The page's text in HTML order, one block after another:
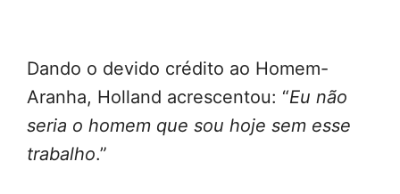
Dando o devido crédito ao Homem-
Aranha, Holland acrescentou: “Eu não
seria o homem que sou hoje sem esse
trabalho.”